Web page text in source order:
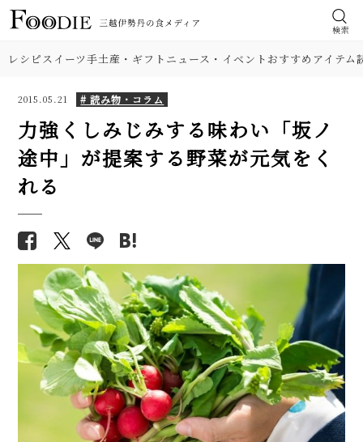
検索
レシピスイーツ手土産・ギフト ニュース・イベントおすすめアイテム
2015.05.21 # 読み物・コラム
力強くしみじみする味わい「坂ノ
途中」が提案する野菜が元気をく
れる